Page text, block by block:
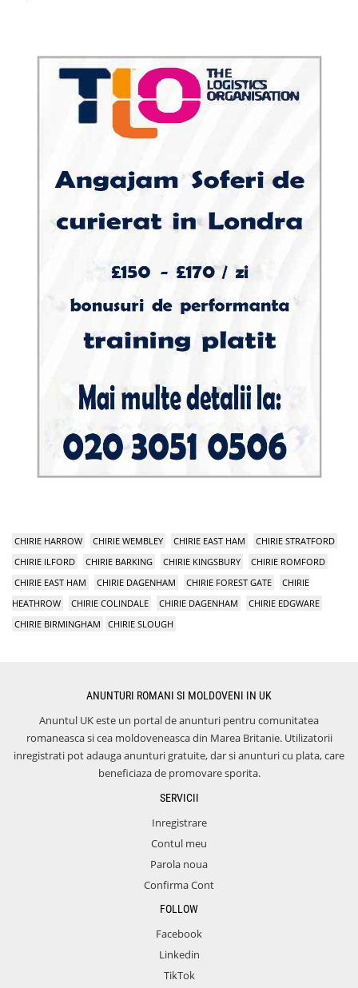
CHIRIE HARROW CHIRIE WEMBLEY CHIRIE EAST HAM
CHIRIE STRATFORD
CHIRIE ILFORD
CHIRIE BARKING CHIRIE KINGSBURY
CHIRIE ROMFORD
CHIRIE EAST HAM
CHIRIE DAGENHAM CHIRIE FOREST GATE
CHIRIE
HEATHROW
CHIRIE COLINDALE CHIRIE DAGENHAM
CHIRIE EDGWARE
CHIRIE BIRMINGHAM
CHIRIE SLOUGH
ANUNTURI ROMANI SI MOLDOVENI IN UK
Anuntul UK este un portal de anunturi pentru comunitatea
romaneasca si cea moldoveneasca din Marea Britanie. Utilizatorii
inregistrati pot adauga anunturi gratuite, dar si anunturi cu plata, care
beneficiaza de promovare sporita.
SERVICII
Inregistrare
Contul meu
Parola noua
Confirma Cont
FOLLOW
Facebook
Linkedin
TikTok